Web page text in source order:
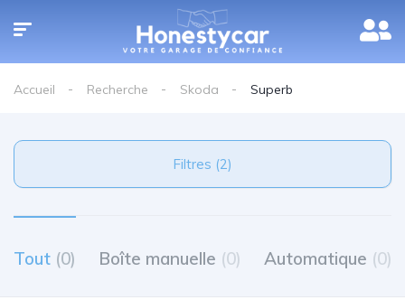
Accueil Recherche Skoda Superb
Filtres (2)
Tout (0) Boîte manuelle (0) Automatique (0)